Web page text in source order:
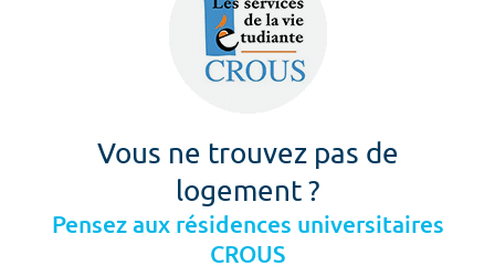
Vous ne trouvez pas de
logement ?
Pensez aux résidences universitaires
CROUS